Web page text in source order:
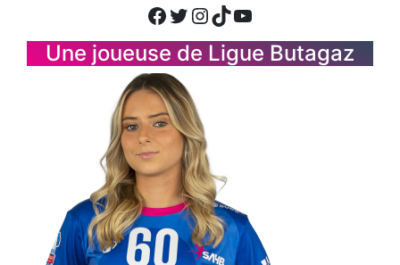
Facebook
Twitter
Instagram
TikTok
YouTube
Une joueuse de Ligue Butagaz